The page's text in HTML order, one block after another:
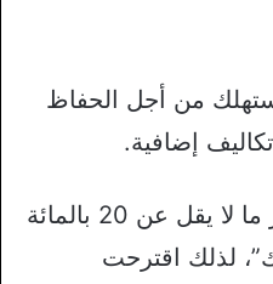
من أجل الحفاظ
إضافية.
مشيرًا إلى أنه يجب توفير ما لا يقل عن 20 بالمائة
لذلك اقترحت